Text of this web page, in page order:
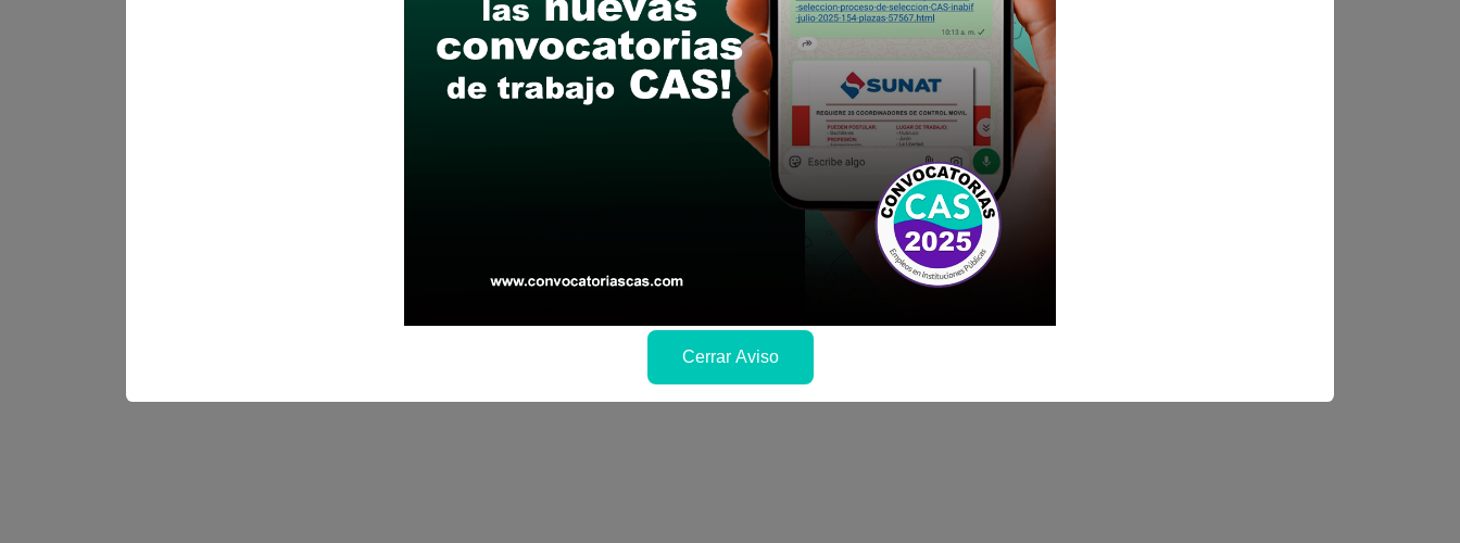
Descarga y revisa a detalle las bases del concurso público
Antes de postular, verifica si cumples con los requisitos para el puesto
Prepara tu documentación y presentalo en la fechas y por los medios que indica las bases
Revisar el cronograma para conocer cuando se publicará los resultados
Cerrar Aviso